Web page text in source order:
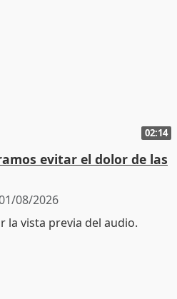
02:14
evitar el dolor de las
08/2026